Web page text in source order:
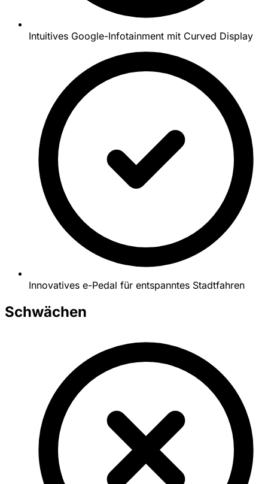
Intuitives Google-Infotainment mit Curved Display
Innovatives e-Pedal für entspanntes Stadtfahren
Schwächen